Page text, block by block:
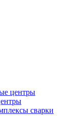
центры
сварки